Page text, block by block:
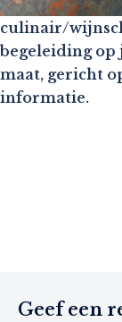
culinair/
begeleiding op
maat, gericht
informatie.
Geef een